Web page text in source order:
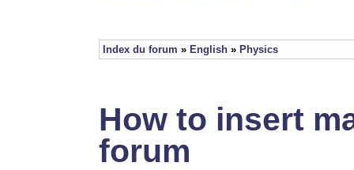
Index du forum » English » Physics
How to insert
forum